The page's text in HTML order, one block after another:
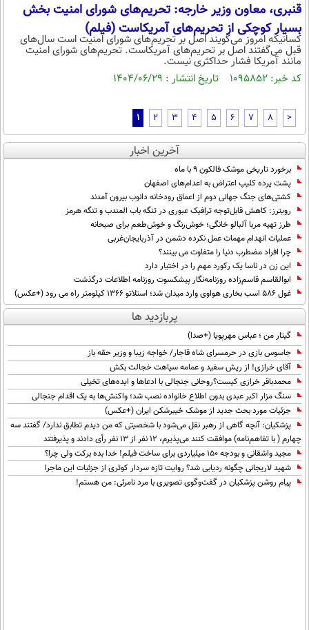
قنبری، معاون وزیر خارجه: تحریم‌های شورای امنیت بخش
بسیار کوچکی از تحریم‌های آمریکاست (فیلم)
کسانیکه امروز می‌گویند اصل بر تحریم‌های شورای امنیت است سال‌های
قبل می‌گفتند اصل بر تحریم‌های آمریکاست. تحریم‌های شورای امنیت
مانند آمریکا فشار حداکثری نیست.
کد خبر: ۱۰۹۵۸۵۲ تاریخ انتشار : ۱۴۰۴/۰۶/۲۹
1 2 3 4 5 6 7 8 >
آخرین اخبار
برخورد تاریخی موشک فالکون ۹ با ماه
پشت پرده کلیپ اعتراض به اعدام‌های اصفهان
کشتی‌های جنگ جهانی دوم از اعماق رودخانه دانوب بیرون آمدند
رویترز: کاهش قابل‌توجه ترافیک عبوری در تنگه باب المندب و تنگه هرمز
طرز تهیه مربا آلبالو خانگی؛ خوش‌رنگ و خوش‌طعم برای صبحانه
عملیات انهدام مهمات عمل نکرده دشمن در آذربایجان‌غربی
چرا افراد مضطرب دنیا را متفاوت می بینند؟
این زن در ناسا یک رکورد مهم را در اختیار دارد
ابوالقاسم قاسم‌زاده روزنامه‌نگار پیشکسوت روزنامه اطلاعات درگذشت
غول 586 اسب بخاری هواوی وارد میدان شد؛ استلاتو 1366 کیلومتر راه می رود (+عکس)
پربازدید ها
گیتار من ؛ عباس مهرپویا (+صدا)
جاسوس بازی در حرمسرای شاه قاجار/ خواجه زیبا و وزیر حقه باز
آقای خرازی! از ریش سفید و عمامه سیاهت خجالت بکش
محمدباقر خرازی کیست؟روحانی جنجالی با ادعاها و ایده‌های تخیلی
سنگ مزار اکبر عبدی بدون اطلاع خانواده نصب شد؛ واکنش‌ها به یک اقدام جنجالی
جزئیات مورد بحث جدید از موشک خیبرشکن ایران (+عکس)
پزشکیان‌: آنچه گاهی از رهبر نقل می‌شود با شخصیتی که من دیدم تطابق ندارد/ گفتند سه
چهارم ( با تفاهم‌نامه) موافقت کنند می‌پذیرم، 12 نفر از 13 نفر رأی دادند و پذیرفتند
مجید واشقانی و بودجه 150 میلیاردی برای ساخت فیلم! خدا بده برکت ولی چرا؟
شهید لاریجانی چگونه ردیابی شد؟ روایت تازه سردار کوثری از جزئیات این ماجرا
پیام روشن پزشکیان در گفت‌و‌گوی تصویری با مرد نامرئی: من هستم!